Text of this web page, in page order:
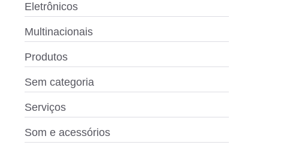
Eletrônicos
Multinacionais
Produtos
Sem categoria
Serviços
Som e acessórios